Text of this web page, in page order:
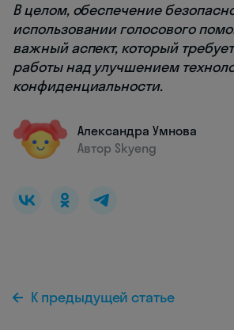
В целом, обеспечение
использовании голосового
важный аспект, который
работы над улучшением
конфиденциальности.
Александра Умнова
Автор Skyeng
К предыдущей статье